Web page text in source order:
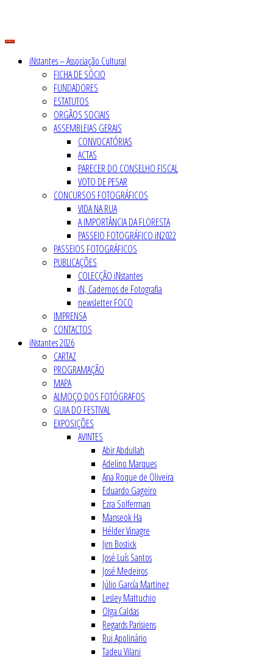
content
iNstantes – Associação Cultural
FICHA DE SÓCIO
FUNDADORES
ESTATUTOS
ORGÃOS SOCIAIS
ASSEMBLEIAS GERAIS
CONVOCATÓRIAS
ACTAS
PARECER DO CONSELHO FISCAL
VOTO DE PESAR
CONCURSOS FOTOGRÁFICOS
VIDA NA RUA
A IMPORTÂNCIA DA FLORESTA
PASSEIO FOTOGRÁFICO iN2022
PASSEIOS FOTOGRÁFICOS
PUBLICAÇÕES
COLECÇÃO iNstantes
iN, Cadernos de Fotografia
newsletter FOCO
IMPRENSA
CONTACTOS
iNstantes 2026
CARTAZ
PROGRAMAÇÃO
MAPA
ALMOÇO DOS FOTÓGRAFOS
GUIA DO FESTIVAL
EXPOSIÇÕES
AVINTES
Abir Abdullah
Adelino Marques
Ana Roque de Oliveira
Eduardo Gageiro
Ezra Solferman
Manseok Ha
Hélder Vinagre
Jim Bostick
José Luís Santos
José Medeiros
Júlio García Martinez
Lesley Mattuchio
Olga Caldas
Regards Parisiens
Rui Apolinário
Tadeu Vilani